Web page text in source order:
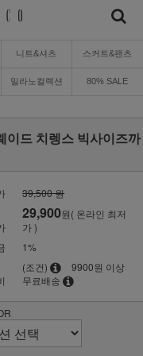
니트&셔츠 스커트&팬츠
밀라노컬렉션 80% SALE
이드 치렝스 빅사이즈까
39,500 원
29,900원( 온라인 최저
가 )
1%
(조건)
9900원 이상
무료배송